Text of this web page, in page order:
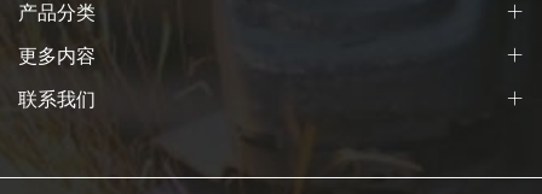
产品分类
更多内容
联系我们